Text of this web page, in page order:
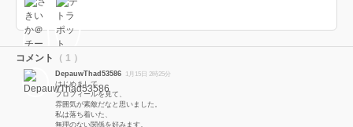
コメント （ 1 ）
DepauwThad53586 1月15日 2時25分
はじめまして。
プロフィールを見て、
雰囲気が素敵だなと思いました。
私は落ち着いた、
無理のない関係を好みます。